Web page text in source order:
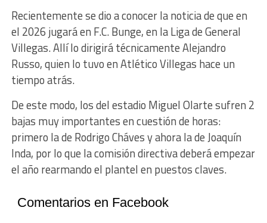
Recientemente se dio a conocer la noticia de que en
el 2026 jugará en F.C. Bunge, en la Liga de General
Villegas. Allí lo dirigirá técnicamente Alejandro
Russo, quien lo tuvo en Atlético Villegas hace un
tiempo atrás.
De este modo, los del estadio Miguel Olarte sufren 2
bajas muy importantes en cuestión de horas:
primero la de Rodrigo Cháves y ahora la de Joaquín
Inda, por lo que la comisión directiva deberá empezar
el año rearmando el plantel en puestos claves.
Comentarios en Facebook